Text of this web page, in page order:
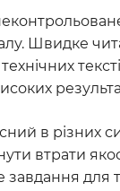
Швидке
в різних
втрати
для